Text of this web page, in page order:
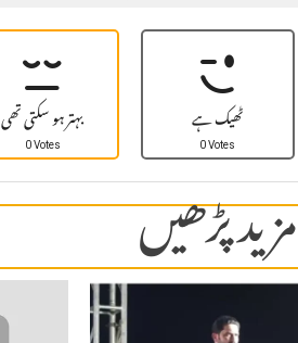
بہتر ہو سکتی تھی
0 Votes ٹھیک ہے
0 Votes
مزید پڑھیں